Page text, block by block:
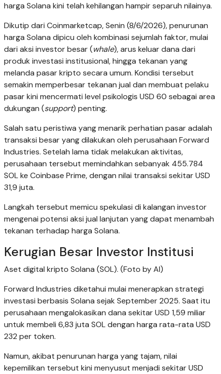
harga Solana kini telah kehilangan hampir separuh nilainya.
Dikutip dari Coinmarketcap, Senin (8/6/2026), penurunan
harga Solana dipicu oleh kombinasi sejumlah faktor, mulai
dari aksi investor besar (whale), arus keluar dana dari
produk investasi institusional, hingga tekanan yang
melanda pasar kripto secara umum. Kondisi tersebut
semakin memperbesar tekanan jual dan membuat pelaku
pasar kini mencermati level psikologis USD 60 sebagai area
dukungan (support) penting.
Salah satu peristiwa yang menarik perhatian pasar adalah
transaksi besar yang dilakukan oleh perusahaan Forward
Industries. Setelah lama tidak melakukan aktivitas,
perusahaan tersebut memindahkan sebanyak 455.784
SOL ke Coinbase Prime, dengan nilai transaksi sekitar USD
31,9 juta.
Langkah tersebut memicu spekulasi di kalangan investor
mengenai potensi aksi jual lanjutan yang dapat menambah
tekanan terhadap harga Solana.
Kerugian Besar Investor Institusi
Aset digital kripto Solana (SOL). (Foto by AI)
Forward Industries diketahui mulai menerapkan strategi
investasi berbasis Solana sejak September 2025. Saat itu
perusahaan mengalokasikan dana sekitar USD 1,59 miliar
untuk membeli 6,83 juta SOL dengan harga rata-rata USD
232 per token.
Namun, akibat penurunan harga yang tajam, nilai
kepemilikan tersebut kini menyusut menjadi sekitar USD